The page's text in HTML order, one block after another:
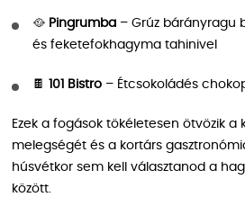
🥘 Pingrumba – Grúz bárányragu
és feketefokhagyma tahinivel
🍫 101 Bistro – Étcsokoládés
Ezek a fogások tökéletesen ötvözik a
melegségét és a kortárs
húsvétkor sem kell választanod a
között.